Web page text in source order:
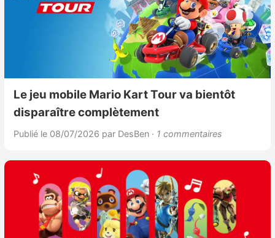
Chiffres de ventes
Nintendo Direct
Tests et previews
Tests de jeux
Tests d’accessoires
Autres tests
Previews
Le jeu mobile Mario Kart Tour va bientôt
disparaître complètement
Publié le 08/07/2026 par DesBen · 1 commentaires